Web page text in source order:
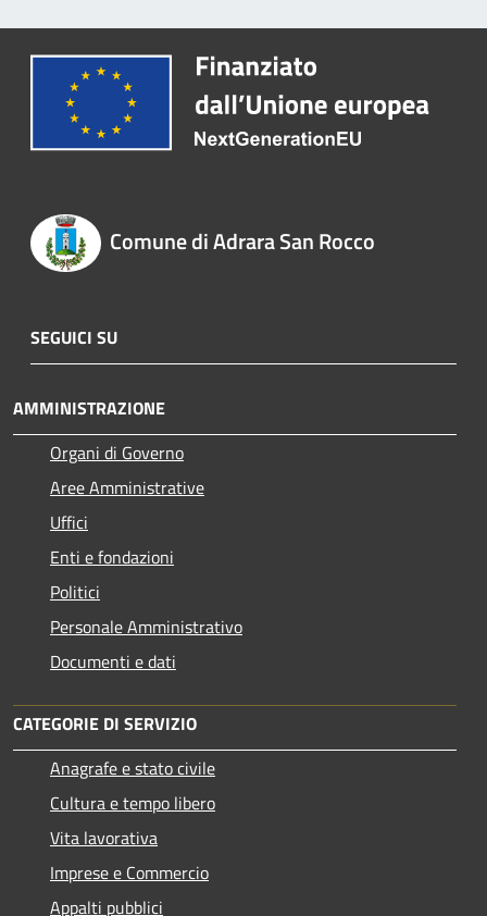
Comune di Adrara San Rocco
SEGUICI SU
AMMINISTRAZIONE
Organi di Governo
Aree Amministrative
Uffici
Enti e fondazioni
Politici
Personale Amministrativo
Documenti e dati
CATEGORIE DI SERVIZIO
Anagrafe e stato civile
Cultura e tempo libero
Vita lavorativa
Imprese e Commercio
Appalti pubblici